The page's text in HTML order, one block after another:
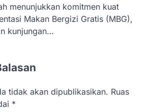
menunjukkan komitmen kuat
Makan Bergizi Gratis (MBG),
kunjungan…
tidak akan dipublikasikan. Ruas
*